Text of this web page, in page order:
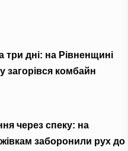
три дні: на Рівненщині
загорівся комбайн
через спеку: на
заборонили рух до